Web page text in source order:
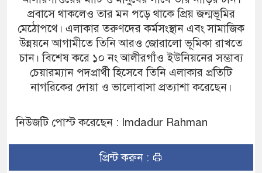
প্রবাসে থাকলেও তার মন পড়ে থাকে প্রিয় জন্মভূমির
মেঠোপথে। এলাকার তরুণদের কর্মসংস্থান এবং সামাজিক
উন্নয়নে আগামীতে তিনি আরও জোরালো ভূমিকা রাখতে
চান। বিশেষ করে ১০ নং আলীরগাঁও ইউনিয়নের সম্ভাব্য
চেয়ারম্যান পদপ্রার্থী হিসেবে তিনি এলাকার প্রতিটি
নাগরিকের দোয়া ও ভালোবাসা প্রত্যাশা করেছেন।
নিউজটি পোস্ট করেছেন : Imdadur Rahman
প্রিন্ট করুন :